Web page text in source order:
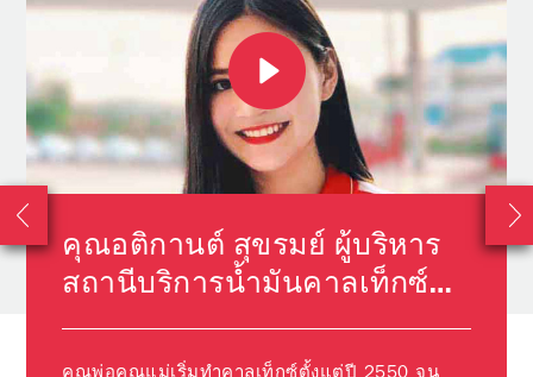
คุณอติกานต์ สุขรมย์ ผู้บริหาร
สถานีบริการน้ำมันคาลเท็กซ์
สาขา ช
คุณพ่อคุณแม่เริ่มทำคาลเท็กซ์ตั้งแต่ปี 2550 จน